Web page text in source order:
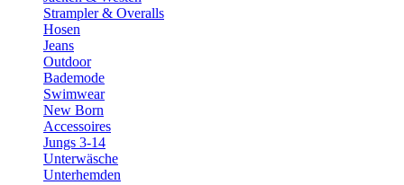
Strampler & Overalls
Hosen
Jeans
Outdoor
Bademode
Swimwear
New Born
Accessoires
Jungs 3-14
Unterwäsche
Unterhemden